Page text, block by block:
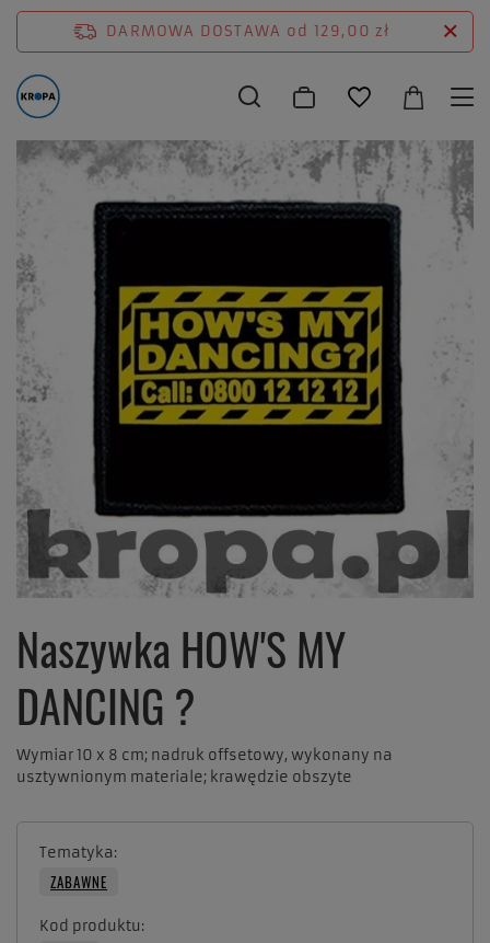
DARMOWA DOSTAWA od 129,00 zł
Naszywka HOW'S MY
DANCING ?
Wymiar 10 x 8 cm; nadruk offsetowy, wykonany na
usztywnionym materiale; krawędzie obszyte
Tematyka
ZABAWNE
Kod produktu